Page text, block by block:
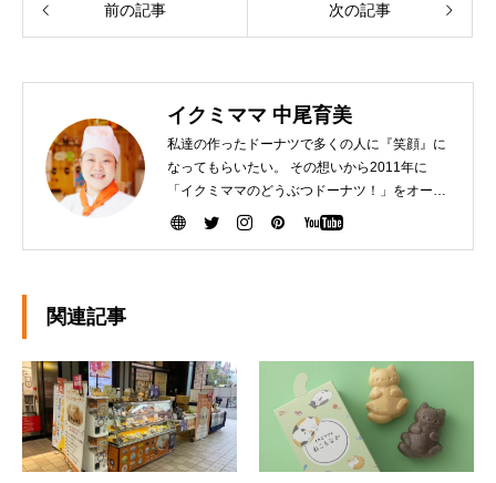
前の記事 次の記事
イクミママ 中尾育美
私達の作ったドーナツで多くの人に『笑顔』に
なってもらいたい。 その想いから2011年に
「イクミママのどうぶつドーナツ！」をオープ
ンさせました。 健康で美味しいドーナツを作る
関連記事